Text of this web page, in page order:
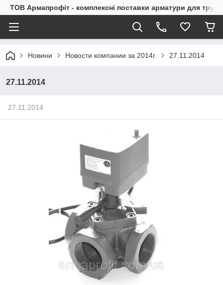
ТОВ Армапрофіт - комплексні поставки арматури для
Новини Новости компании за 2014г. 27.11.2014
27.11.2014
27.11.2014